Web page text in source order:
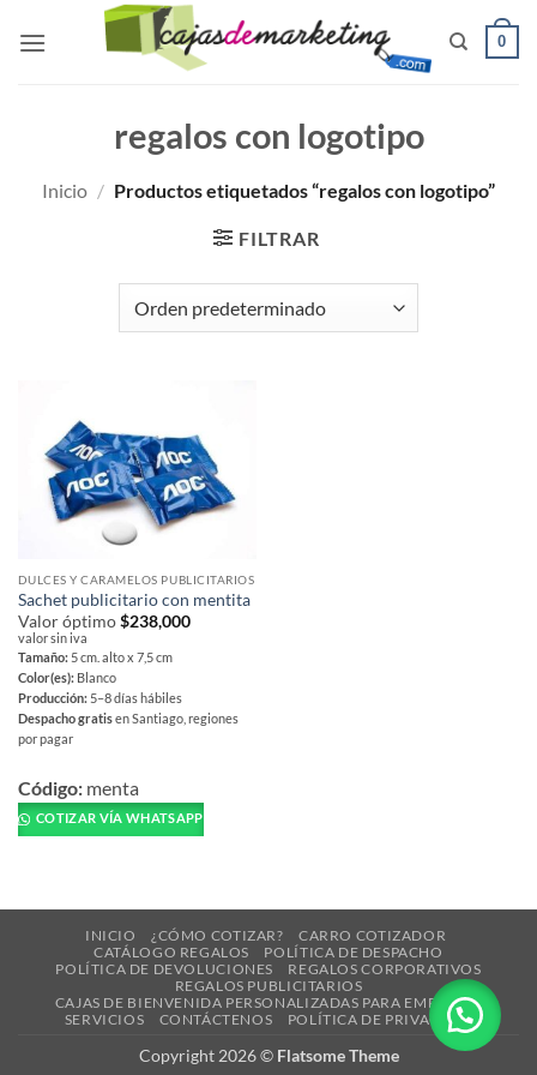
0
regalos con logotipo
Inicio / Productos etiquetados “regalos con logotipo”
FILTRAR
DULCES Y CARAMELOS PUBLICITARIOS
Sachet publicitario con mentita
Valor óptimo$238,000
valor sin iva
Tamaño:5 cm. alto x 7,5 cm
Color(es):Blanco
Producción:5–8 días hábiles
Despacho gratisen Santiago, regiones
por pagar
producto
tiene
múltiples
opciones
pueden
Código: menta
COTIZAR VÍA WHATSAPP
INICIO ¿CÓMO COTIZAR?
CARRO COTIZADOR
CATÁLOGO REGALOS
POLÍTICA DE DESPACHO
POLÍTICA DE DEVOLUCIONES
REGALOS CORPORATIVOS
REGALOS PUBLICITARIOS
CAJAS DE BIENVENIDA PERSONALIZADAS PARA EMPRESAS
SERVICIOS
CONTÁCTENOS POLÍTICA DE PRIVACIDAD
Copyright 2026 © Flatsome Theme